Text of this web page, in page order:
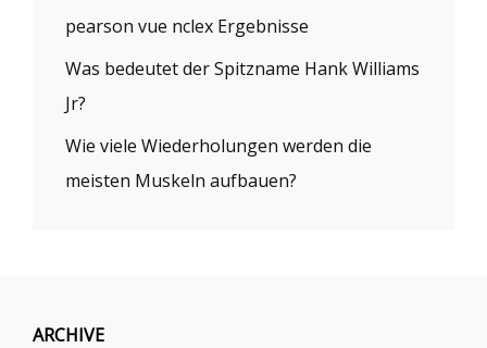
pearson vue nclex Ergebnisse
Was bedeutet der Spitzname Hank Williams
Jr?
Wie viele Wiederholungen werden die
meisten Muskeln aufbauen?
ARCHIVE